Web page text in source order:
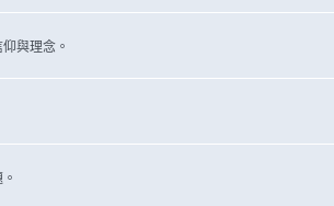
與理念。